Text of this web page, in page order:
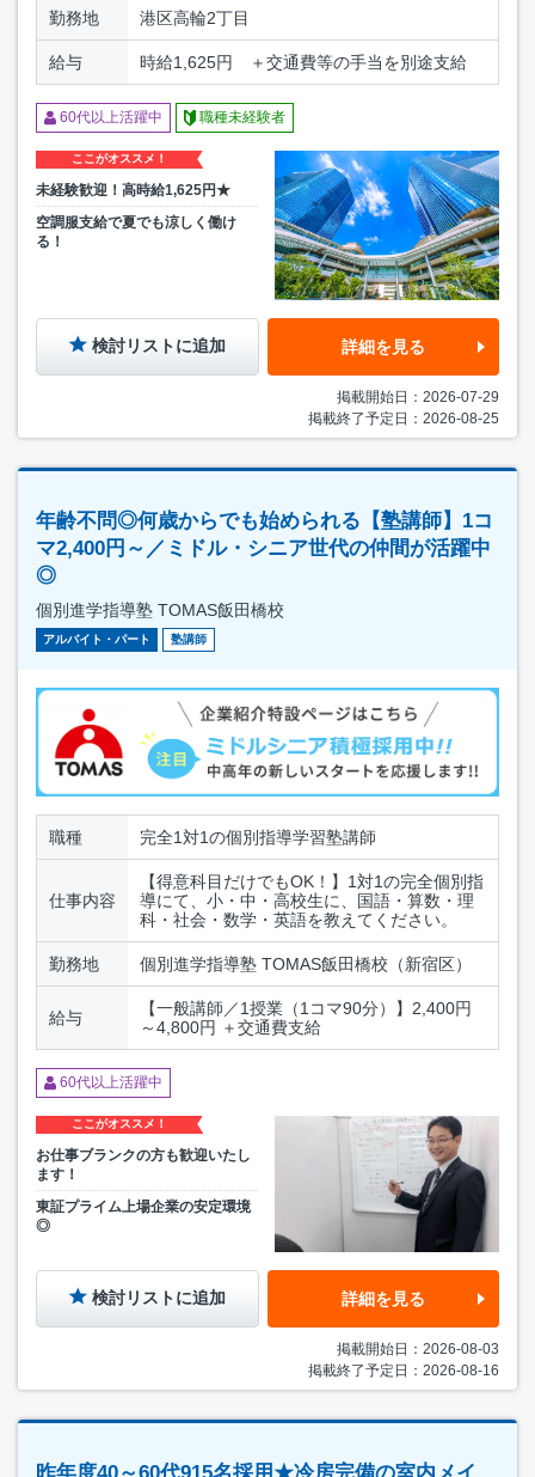
勤務地 港区高輪2丁目
給与 時給1,625円 ＋交通費等の手当を別途支給
60代以上活躍中 職種未経験者
ここがオススメ！
未経験歓迎！高時給1,625円★
空調服支給で夏でも涼しく働け
る！
検討リストに追加 詳細を見る
掲載開始日：2026-07-29
掲載終了予定日：2026-08-25
年齢不問◎何歳からでも始められる【塾講師】1コ
マ2,400円～／ミドル・シニア世代の仲間が活躍中
◎
個別進学指導塾 TOMAS飯田橋校
アルバイト・パート 塾講師
職種 完全1対1の個別指導学習塾講師
仕事内容
【得意科目だけでもOK！】1対1の完全個別指
導にて、小・中・高校生に、国語・算数・理
科・社会・数学・英語を教えてください。
勤務地 個別進学指導塾 TOMAS飯田橋校（新宿区）
給与
【一般講師／1授業（1コマ90分）】2,400円
～4,800円 ＋交通費支給
60代以上活躍中
ここがオススメ！
お仕事ブランクの方も歓迎いたし
ます！
東証プライム上場企業の安定環境
◎
検討リストに追加 詳細を見る
掲載開始日：2026-08-03
掲載終了予定日：2026-08-16